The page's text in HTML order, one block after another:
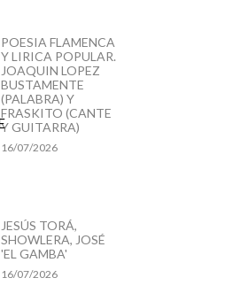
POESIA FLAMENCA
Y LIRICA POPULAR.
JOAQUIN LOPEZ
BUSTAMENTE
(PALABRA) Y
FRASKITO (CANTE
Y GUITARRA)
16/07/2026
JESÚS TORÁ,
SHOWLERA, JOSÉ
'EL GAMBA'
16/07/2026